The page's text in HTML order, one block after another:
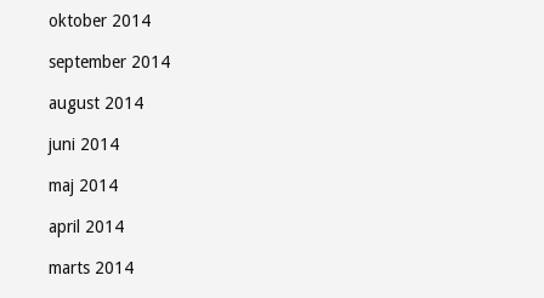
oktober 2014
september 2014
august 2014
juni 2014
maj 2014
april 2014
marts 2014